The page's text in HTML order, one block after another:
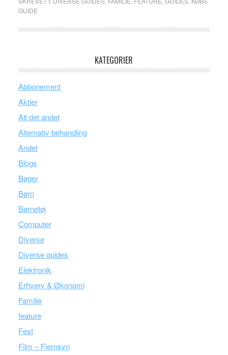
GUIDE
KATEGORIER
Abbonement
Aktier
Alt det andet
Alternativ behandling
Andet
Blogs
Bøger
Børn
Børnetøj
Computer
Diverse
Diverse guides
Elektronik
Erhverv & Økonomi
Familie
feature
Fest
Film – Fjernsyn